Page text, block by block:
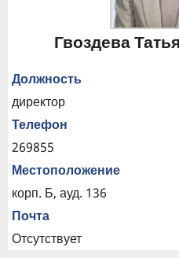
Гвоздева
Должность
директор
Телефон
269855
Местоположение
корп. Б, ауд. 136
Почта
Отсутствует